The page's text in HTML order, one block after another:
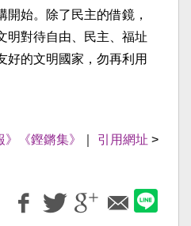
始。除了民主的借鏡，
明對待自由、民主、福址
好的文明國家，勿再利用
》《鏗鏘集》 引用網址 >